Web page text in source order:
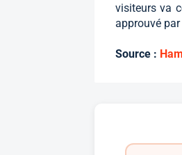
visiteurs va
approuvé
Source :